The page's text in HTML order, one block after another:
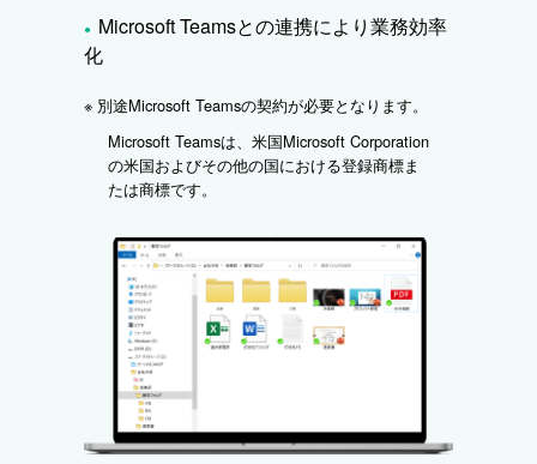
● Microsoft Teamsとの連携により業務効率
化
※ 別途Microsoft Teamsの契約が必要となります。
Microsoft Teamsは、米国Microsoft Corporation
の米国およびその他の国における登録商標ま
たは商標です。